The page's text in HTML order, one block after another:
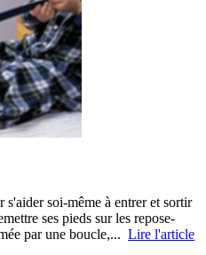
s'aider soi-même à entrer et sortir
ses pieds sur les repose-
par une boucle,... Lire l'article